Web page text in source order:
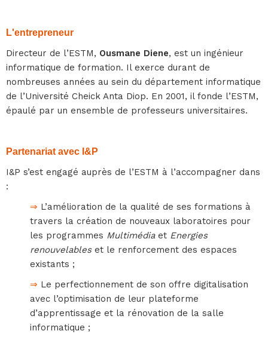
L'entrepreneur
Directeur de l’ESTM, Ousmane Diene, est un ingénieur
informatique de formation. Il exerce durant de
nombreuses années au sein du département informatique
de l’Université Cheick Anta Diop. En 2001, il fonde l’ESTM,
épaulé par un ensemble de professeurs universitaires.
Partenariat avec I&P
I&P s’est engagé auprès de l’ESTM à l’accompagner dans
:
⇒ L’amélioration de la qualité de ses formations à
travers la création de nouveaux laboratoires pour
les programmes Multimédiaet Energies
renouvelableset le renforcement des espaces
existants ;
⇒ Le perfectionnement de son offre digitalisation
avec l’optimisation de leur plateforme
d’apprentissage et la rénovation de la salle
informatique ;